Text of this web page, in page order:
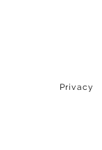
Privacy